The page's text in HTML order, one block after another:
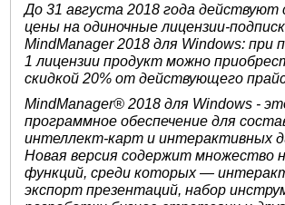
До 31 августа 2018 года действуют
цены на одиночные лицензии-
MindManager 2018 для Windows: при
1 лицензии продукт можно
скидкой 20% от действующего
MindManager® 2018 для Windows -
программное обеспечение для
интеллект-карт и интерактивных
Новая версия содержит множество
функций, среди которых —
экспорт презентаций, набор